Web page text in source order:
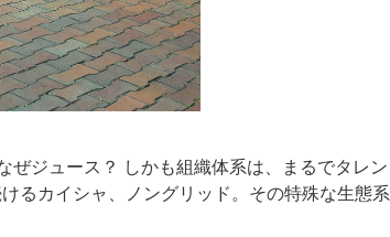
ぜジュース？ しかも組織体系は、まるでタレン
るカイシャ、ノングリッド。その特殊な生態系